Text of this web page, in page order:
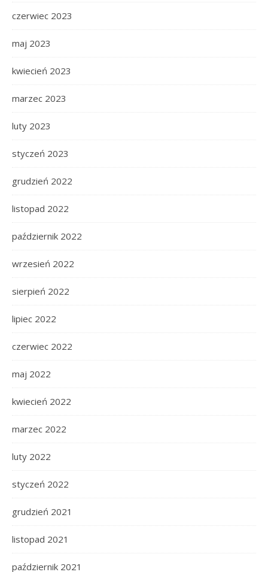
czerwiec 2023
maj 2023
kwiecień 2023
marzec 2023
luty 2023
styczeń 2023
grudzień 2022
listopad 2022
październik 2022
wrzesień 2022
sierpień 2022
lipiec 2022
czerwiec 2022
maj 2022
kwiecień 2022
marzec 2022
luty 2022
styczeń 2022
grudzień 2021
listopad 2021
październik 2021